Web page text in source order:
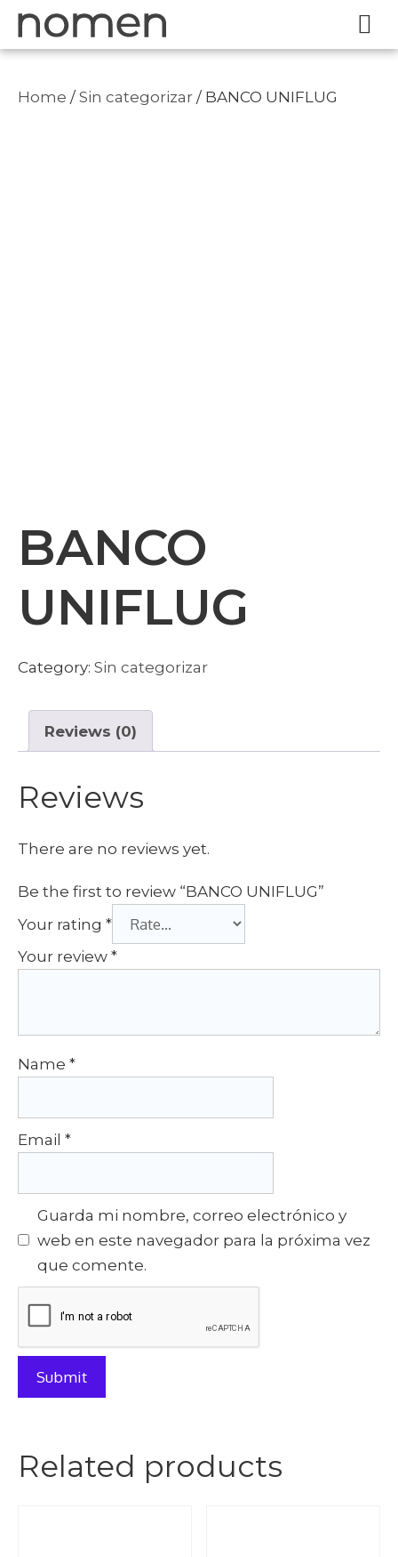
Home / Sin categorizar / BANCO UNIFLUG
BANCO
UNIFLUG
Category: Sin categorizar
Reviews (0)
Reviews
There are no reviews yet.
Be the first to review “BANCO UNIFLUG”
Your rating *
Your review *
Name *
Email *
Guarda mi nombre, correo electrónico y
web en este navegador para la próxima vez
que comente.
Related products